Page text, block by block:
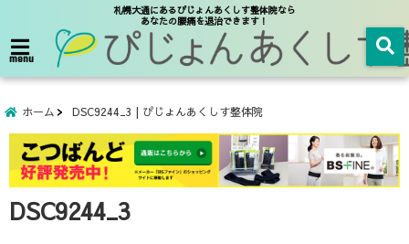
札幌大通にあるぴじょんあくしす整体院なら
あなたの腰痛を退治できます！
menu
ホーム DSC9244_3 | ぴじょんあくしす整体院
DSC9244_3